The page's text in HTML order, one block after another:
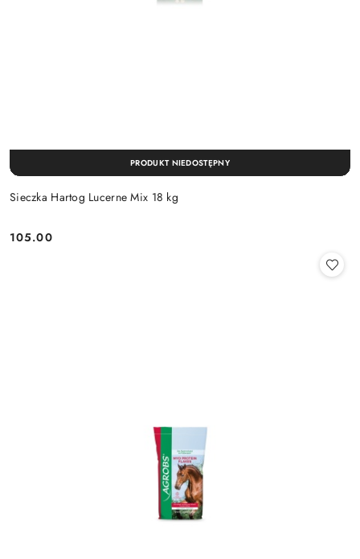
Sieczka Hartog Lucerne Mix 18 kg
Cena:
105.00
PRODUKT NIEDOSTĘPNY